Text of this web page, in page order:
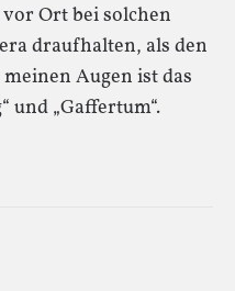
Ort bei solchen
draufhalten, als den
Augen ist das
und „Gaffertum“.